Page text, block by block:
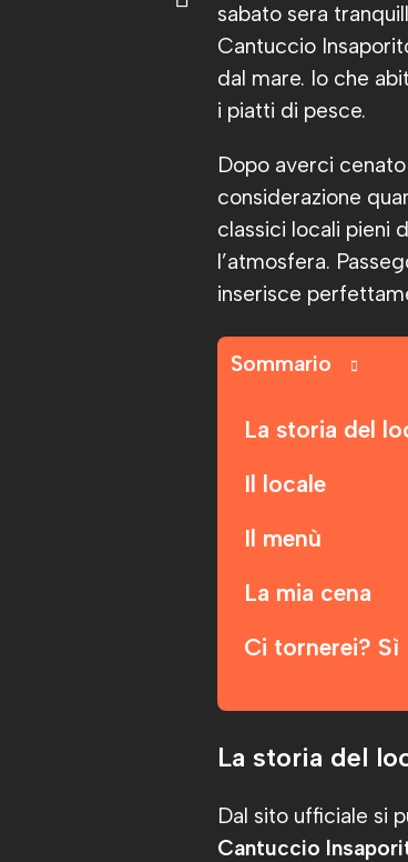
sabato sera
Cantuccio
dal mare. Io che
i piatti di pesce.
Dopo averci
considerazione
classici locali pieni
l’atmosfera.
inserisce
Sommario
La storia del
Il locale
Il menù
La mia cena
Ci tornerei? Sì
La storia del
Dal sito ufficiale si
Cantuccio